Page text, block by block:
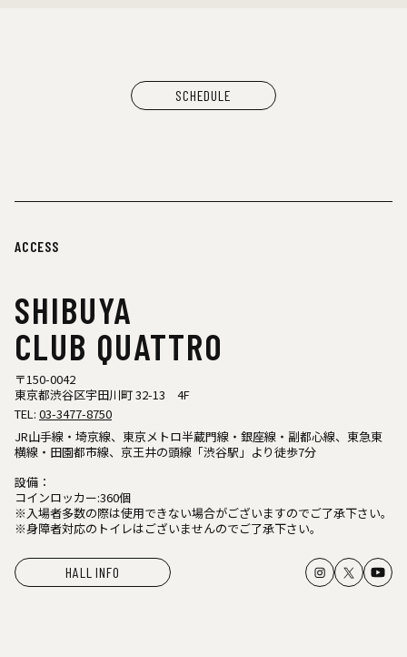
SCHEDULE
ACCESS
SHIBUYA
CLUB QUATTRO
〒150-0042
東京都渋谷区宇田川町 32-13 4F
TEL: 03-3477-8750
JR山手線・埼京線、東京メトロ半蔵門線・銀座線・副都心線、東急東
横線・田園都市線、京王井の頭線「渋谷駅」より徒歩7分
設備：
コインロッカー:360個
※入場者多数の際は使用できない場合がございますのでご了承下さい。
※身障者対応のトイレはございませんのでご了承下さい。
HALL INFO